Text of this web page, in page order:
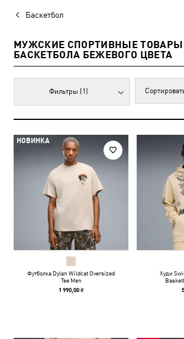
Баскетбол
МУЖСКИЕ СПОРТИВНЫЕ
БАСКЕТБОЛА БЕЖЕВОГО ЦВЕТА
Фильтры (1)
НОВИНКА
Футболка Dylan Wildcat Oversized
Tee Men
1 990,00 ₴
Худи